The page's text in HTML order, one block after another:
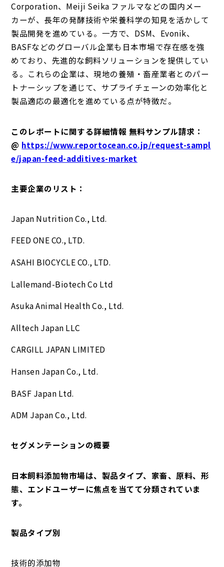
Corporation、Meiji Seika ファルマなどの国内メー
カーが、長年の発酵技術や栄養科学の知見を活かして
製品開発を進めている。一方で、DSM、Evonik、
BASFなどのグローバル企業も日本市場で存在感を強
めており、先進的な飼料ソリューションを提供してい
る。これらの企業は、現地の養殖・畜産業者とのパー
トナーシップを通じて、サプライチェーンの効率化と
製品適応の最適化を進めている点が特徴だ。
このレポートに関する詳細情報 無料サンプル請求：
@ https://www.reportocean.co.jp/request-sampl
e/japan-feed-additives-market
主要企業のリスト：
Japan Nutrition Co., Ltd.
FEED ONE CO., LTD.
ASAHI BIOCYCLE CO., LTD.
Lallemand-Biotech Co Ltd
Asuka Animal Health Co., Ltd.
Alltech Japan LLC
CARGILL JAPAN LIMITED
Hansen Japan Co., Ltd.
BASF Japan Ltd.
ADM Japan Co., Ltd.
セグメンテーションの概要
日本飼料添加物市場は、製品タイプ、家畜、原料、形
態、エンドユーザーに焦点を当てて分類されていま
す。
製品タイプ別
技術的添加物